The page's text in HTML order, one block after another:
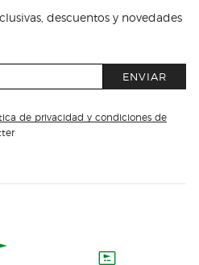
descuentos y novedades
ENVIAR
de privacidad y condiciones de